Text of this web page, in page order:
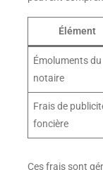
Élément
Émoluments du
notaire
Frais de
foncière
Ces frais sont